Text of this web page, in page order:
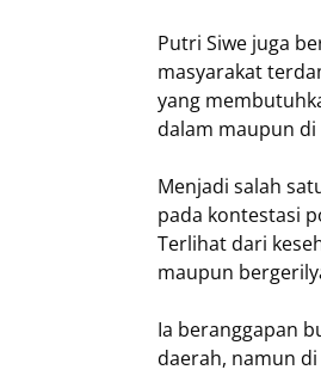
Putri Siwe juga
masyarakat
yang
dalam maupun
Menjadi salah
pada kontestasi
Terlihat dari
maupun
Ia beranggapan
daerah, namun